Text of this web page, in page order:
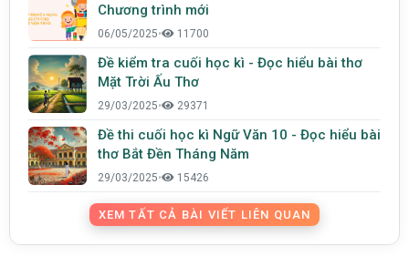
Chương trình mới
06/05/2025• 11700
Đề kiểm tra cuối học kì - Đọc hiểu bài thơ
Mặt Trời Ấu Thơ
29/03/2025• 29371
Đề thi cuối học kì Ngữ Văn 10 - Đọc hiểu bài
thơ Bắt Đền Tháng Năm
29/03/2025• 15426
XEM TẤT CẢ BÀI VIẾT LIÊN QUAN